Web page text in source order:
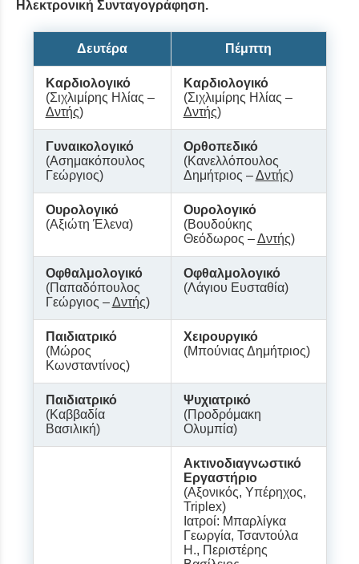
Ηλεκτρονική Συνταγογράφηση.
Δευτέρα Πέμπτη
Καρδιολογικό
(Σιχλιμίρης Ηλίας –
Δντής)
Καρδιολογικό
(Σιχλιμίρης Ηλίας –
Δντής)
Γυναικολογικό
(Ασημακόπουλος
Γεώργιος)
Ορθοπεδικό
(Κανελλόπουλος
Δημήτριος –Δντής)
Ουρολογικό
(Αξιώτη Έλενα)
Ουρολογικό
(Βουδούκης
Θεόδωρος –Δντής)
Οφθαλμολογικό
(Παπαδόπουλος
Γεώργιος –Δντής)
Οφθαλμολογικό
(Λάγιου Ευσταθία)
Παιδιατρικό
(Μώρος
Κωνσταντίνος)
Χειρουργικό
(Μπούνιας Δημήτριος)
Παιδιατρικό
(Καββαδία
Βασιλική)
Ψυχιατρικό
(Προδρόμακη
Ολυμπία)
Ακτινοδιαγνωστικό
Εργαστήριο
(Αξονικός, Υπέρηχος,
Triplex)
Ιατροί: Μπαρλίγκα
Γεωργία, Τσαντούλα
Η., Περιστέρης